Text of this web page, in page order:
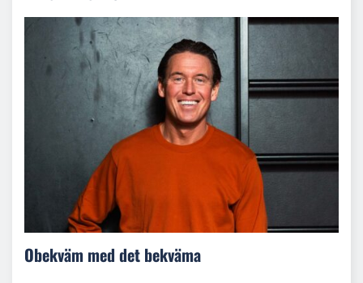
Obekväm med det bekväma